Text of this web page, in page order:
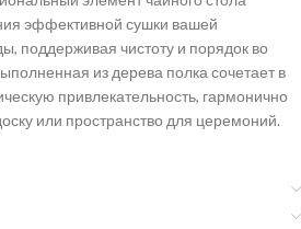
эффективной сушки вашей
поддерживая чистоту и порядок во
из дерева полка сочетает в
привлекательность, гармонично
или пространство для церемоний.